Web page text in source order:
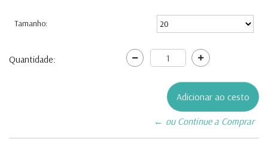
Tamanho:
Quantidade:
← ou Continue a Comprar